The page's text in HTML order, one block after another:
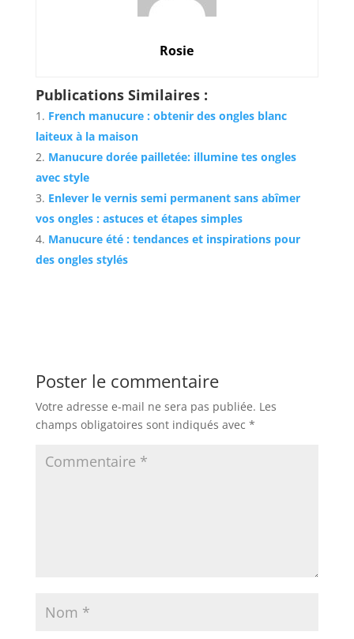
Rosie
Publications Similaires :
French manucure : obtenir des ongles blanc
laiteux à la maison
Manucure dorée pailletée: illumine tes ongles
avec style
Enlever le vernis semi permanent sans abîmer
vos ongles : astuces et étapes simples
Manucure été : tendances et inspirations pour
des ongles stylés
Poster le commentaire
Votre adresse e-mail ne sera pas publiée. Les
champs obligatoires sont indiqués avec *